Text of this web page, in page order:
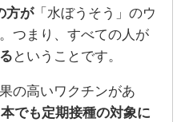
方が「水ぼうそう」のウ
つまり、すべての人が
ということです。
の高いワクチンがあ
でも定期接種の対象に